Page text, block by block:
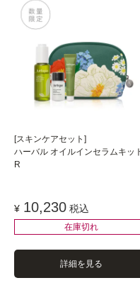
[スキンケアセット]
ハーバル オイルインセラムキッ
R
¥ 10,230 税込
在庫切れ
詳細を見る